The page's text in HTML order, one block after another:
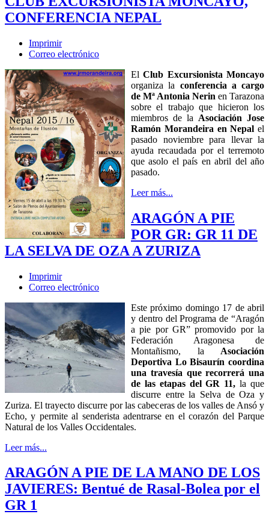
CONFERENCIA NEPAL
Imprimir
Correo electrónico
ElClub Excursionista Moncayo
organiza la conferencia a cargo
de Mª Antonia Nerin en Tarazona
sobre el trabajo que hicieron los
miembros de la Asociación Jose
Ramón Morandeira en Nepal el
pasado noviembre para llevar la
ayuda recaudada por el terremoto
que asolo el país en abril del año
pasado.
Leer más...
ARAGÓN A PIE
POR GR: GR 11 DE
LA SELVA DE OZA A ZURIZA
Imprimir
Correo electrónico
Este próximo domingo 17 de abril
y dentro del Programa de “Aragón
a pie por GR” promovido por la
Federación Aragonesa de
Montañismo, la Asociación
Deportiva Lo Bisaurín coordina
una travesía que recorrerá una
de las etapas del GR 11, la que
discurre entre la Selva de Oza y
Zuriza. El trayecto discurre por las cabeceras de los valles de Ansó y
Echo, y permite al senderista adentrarse en el corazón del Parque
Natural de los Valles Occidentales.
Leer más...
ARAGÓN A PIE DE LA MANO DE LOS
JAVIERES: Bentué de Rasal-Bolea por el
GR 1